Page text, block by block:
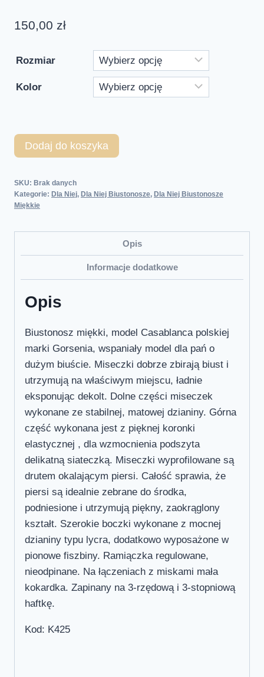
150,00 zł
Rozmiar
Kolor
Dodaj do koszyka
SKU: Brak danych
Kategorie: Dla Niej, Dla Niej Biustonosze, Dla Niej Biustonosze
Miękkie
Opis
Informacje dodatkowe
Opis
Biustonosz miękki, model Casablanca polskiej
marki Gorsenia, wspaniały model dla pań o
dużym biuście. Miseczki dobrze zbirają biust i
utrzymują na właściwym miejscu, ładnie
eksponując dekolt. Dolne części miseczek
wykonane ze stabilnej, matowej dzianiny. Górna
część wykonana jest z pięknej koronki
elastycznej , dla wzmocnienia podszyta
delikatną siateczką. Miseczki wyprofilowane są
drutem okalającym piersi. Całość sprawia, że
piersi są idealnie zebrane do środka,
podniesione i utrzymują piękny, zaokrąglony
kształt. Szerokie boczki wykonane z mocnej
dzianiny typu lycra, dodatkowo wyposażone w
pionowe fiszbiny. Ramiączka regulowane,
nieodpinane. Na łączeniach z miskami mała
kokardka. Zapinany na 3-rzędową i 3-stopniową
haftkę.
Kod: K425